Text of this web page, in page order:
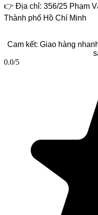
👉 Địa chỉ: 356/25 Phạm
Thành phố Hồ Chí Minh
Cam kết: Giao hàng
0.0/5